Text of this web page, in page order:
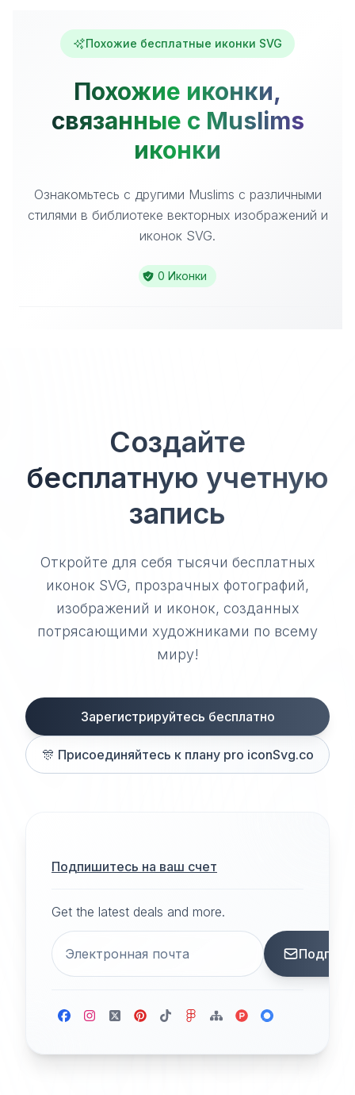
Похожие бесплатные иконки SVG
Похожие иконки,
связанные с Muslims
иконки
Ознакомьтесь с другими Muslims с различными
стилями в библиотеке векторных изображений и
иконок SVG.
0 Иконки
Создайте
бесплатную учетную
запись
Откройте для себя тысячи бесплатных
иконок SVG, прозрачных фотографий,
изображений и иконок, созданных
потрясающими художниками по всему
миру!
Зарегистрируйтесь бесплатно
🎊 Присоединяйтесь к плану pro iconSvg.co
Подпишитесь на ваш счет
Get the latest deals and more.